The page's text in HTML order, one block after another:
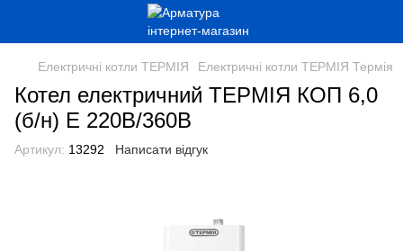
Електричні котли ТЕРМІЯ Електричні котли ТЕРМІЯ Термія
Котел електричний ТЕРМІЯ КОП 6,0
(б/н) Е 220В/360В
Артикул: 13292 Написати відгук